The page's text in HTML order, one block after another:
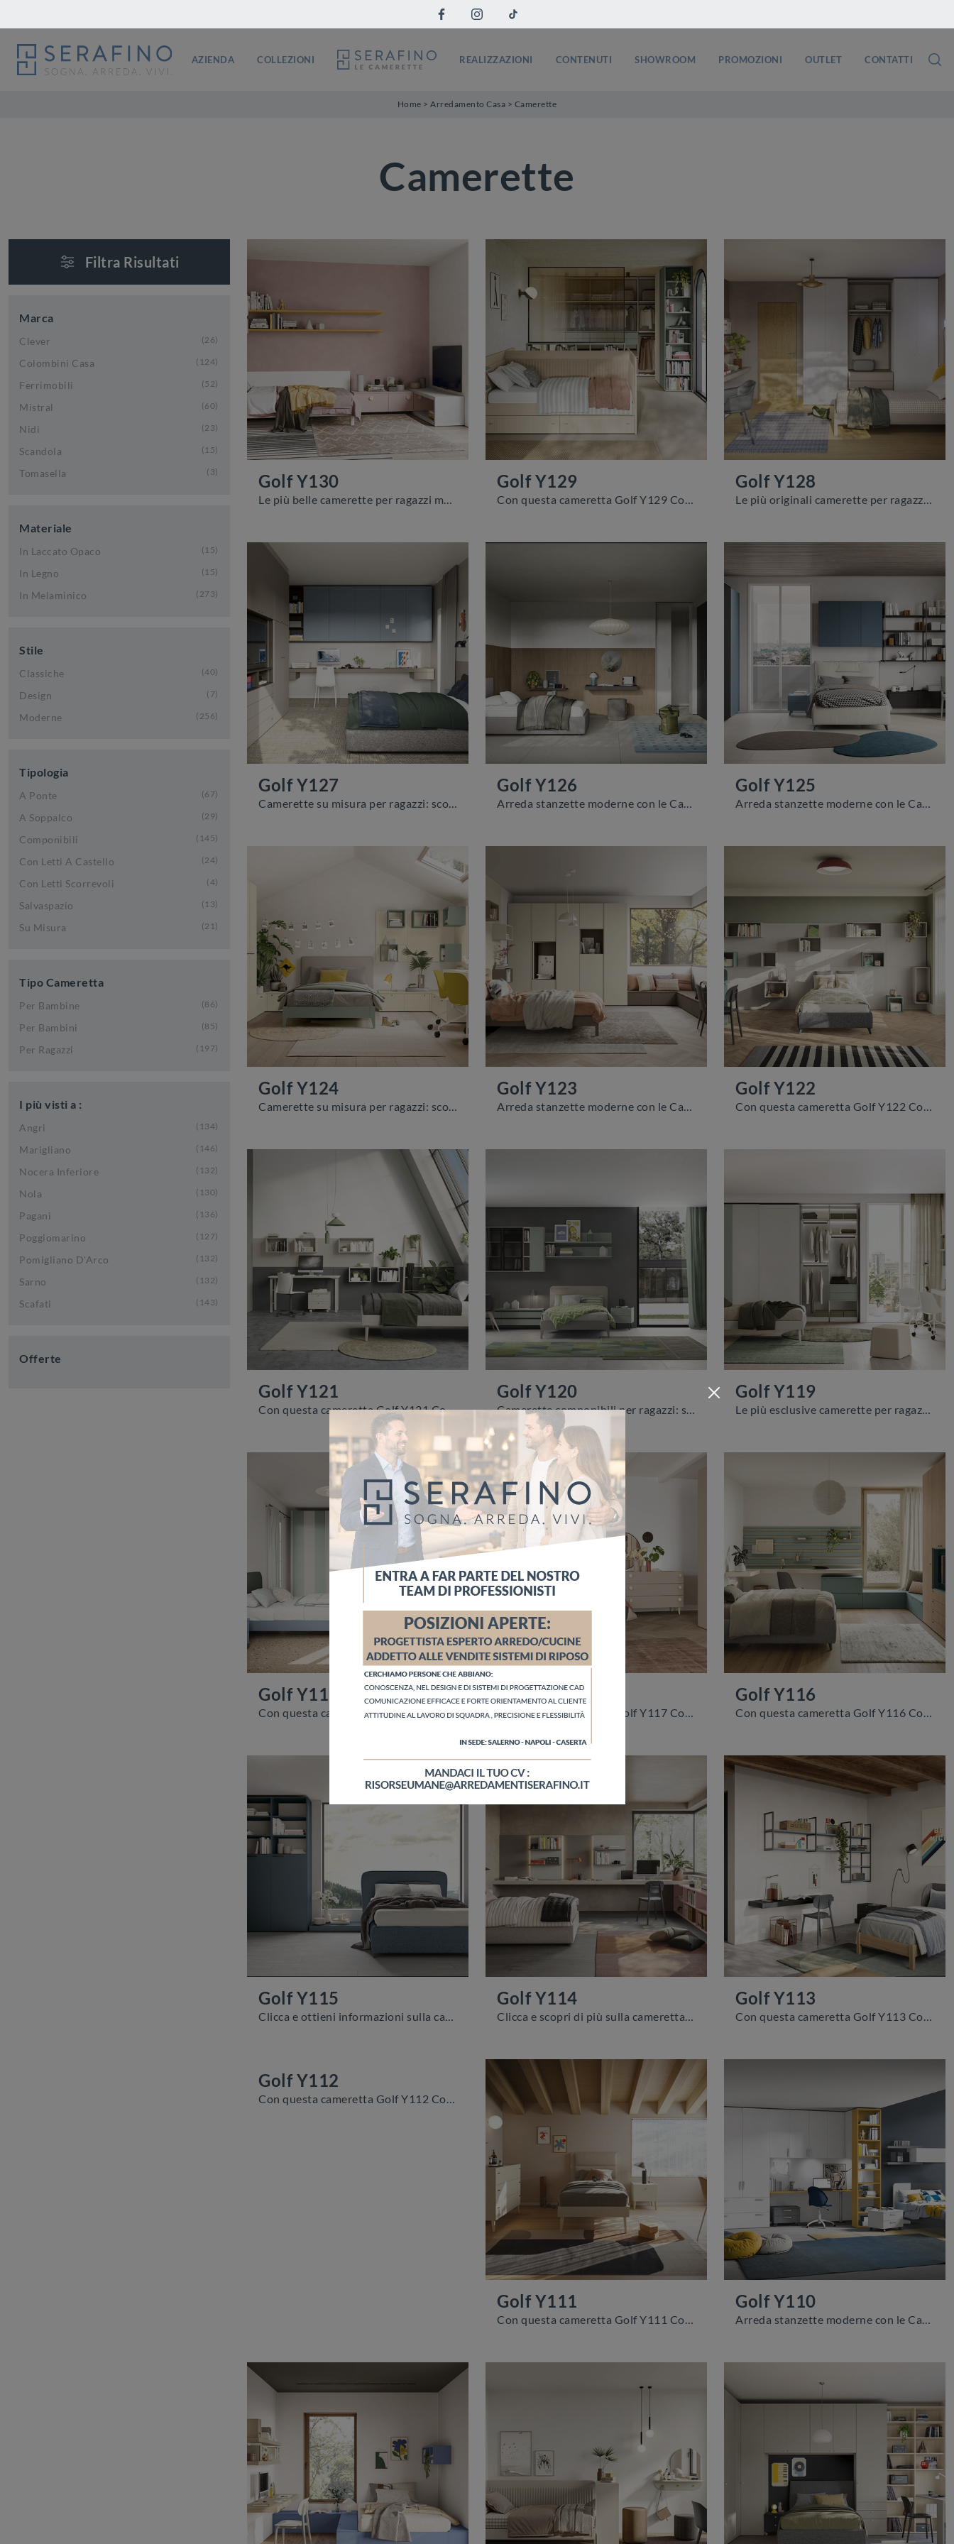
AZIENDA COLLEZIONI REALIZZAZIONI CONTENUTI SHOWROOM PROMOZIONI OUTLET CONTATTI
Home >Arredamento Casa > Camerette
Camerette
Filtra Risultati
Marca
Clever 26
Colombini Casa 124
Ferrimobili 52
Mistral 60
Nidi 23
Scandola 15
Tomasella 3
Materiale
In Laccato Opaco 15
In Legno 15
In Melaminico 273
Stile
Classiche 40
Design 7
Moderne 256
Tipologia
A Ponte 67
A Soppalco 29
Componibili 145
Con Letti A Castello 24
Con Letti Scorrevoli 4
Salvaspazio 13
Su Misura 21
Tipo Cameretta
Per Bambine 86
Per Bambini 85
Per Ragazzi 197
I più visti a :
Angri 134
Marigliano 146
Nocera Inferiore 132
Nola 130
Pagani 136
Poggiomarino 127
Pomigliano D'Arco 132
Sarno 132
Scafati 143
Offerte
Golf Y130
Le più belle camerette per ragazzi moderne ti attendono! Scopri il modello Golf Y130 di Colombini Casa.
Golf Y129
Con questa cameretta Golf Y129 Colombini Casa, tra le soluzioni componibili, potrai progettare stanze moderne per ragazzi.
Golf Y128
Le più originali camerette per ragazzi moderne ti aspettano! Scopri il modello Golf Y128 di Colombini Casa.
Golf Y127 Golf Y126 Golf Y125
Golf Y124 Golf Y123 Golf Y122
Golf Y121
Con questa cameretta Golf Y121 Colombini Casa, tra le soluzioni componibili, potrai arredare stanze moderne per ragazzi.
Golf Y120
Camerette componibili per ragazzi: scopri il modello in melaminico Golf Y120 di Colombini Casa per stanzette moderne.
Golf Y119
Le più esclusive camerette per ragazzi moderne ti aspettano! Scopri il modello Golf Y119 di Colombini Casa.
Golf Y118
Con questa cameretta Golf Y118 Colombini Casa, tra le soluzioni componibili, potrai arredare stanze moderne per ragazzi.
Golf Y117
Con questa cameretta Golf Y117 Colombini Casa, tra le soluzioni componibili, potrai progettare stanze moderne per ragazzi.
Golf Y116
Con questa cameretta Golf Y116 Colombini Casa, tra le soluzioni su misura, potrai allestire stanze moderne per ragazzi.
Golf Y115 Golf Y114 Golf Y113
Golf Y112
Golf Y111 Golf Y110